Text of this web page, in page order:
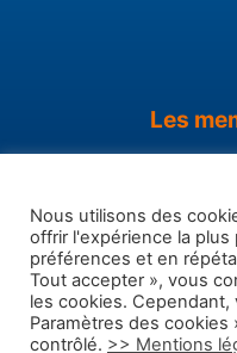
Les
Initiative
Conseil
Nous utilisons des
offrir l'expérience la
préférences et en
Tout accepter », vous
les cookies.
Paramètres des
contrôlé. >> Mentions